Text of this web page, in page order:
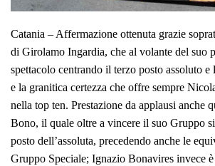
Catania – Affermazione ottenuta grazie
di Girolamo Ingardia, che al volante del suo
spettacolo centrando il terzo posto assoluto
e la granitica certezza che offre sempre
nella top ten. Prestazione da applausi anche
Bono, il quale oltre a vincere il suo Gruppo
posto dell’assoluta, precedendo anche le
Gruppo Speciale; Ignazio Bonavires invece